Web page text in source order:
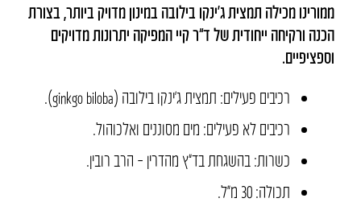
ממורינו מכילה תמצית ג’ינקו בילובה במינון מדויק ביותר, בצורת
הכנה ורקיחה ייחודית של ד”ר קיי המפיקה יתרונות מדויקים
וספציפיים.
רכיבים פעילים: תמצית ג’ינקו בילובה (ginkgo biloba).
רכיבים לא פעילים: מים מסוננים ואלכוהול.
כשרות: בהשגחת בד”ץ מהדרין – הרב רובין.
תכולה: 30 מ״ל.